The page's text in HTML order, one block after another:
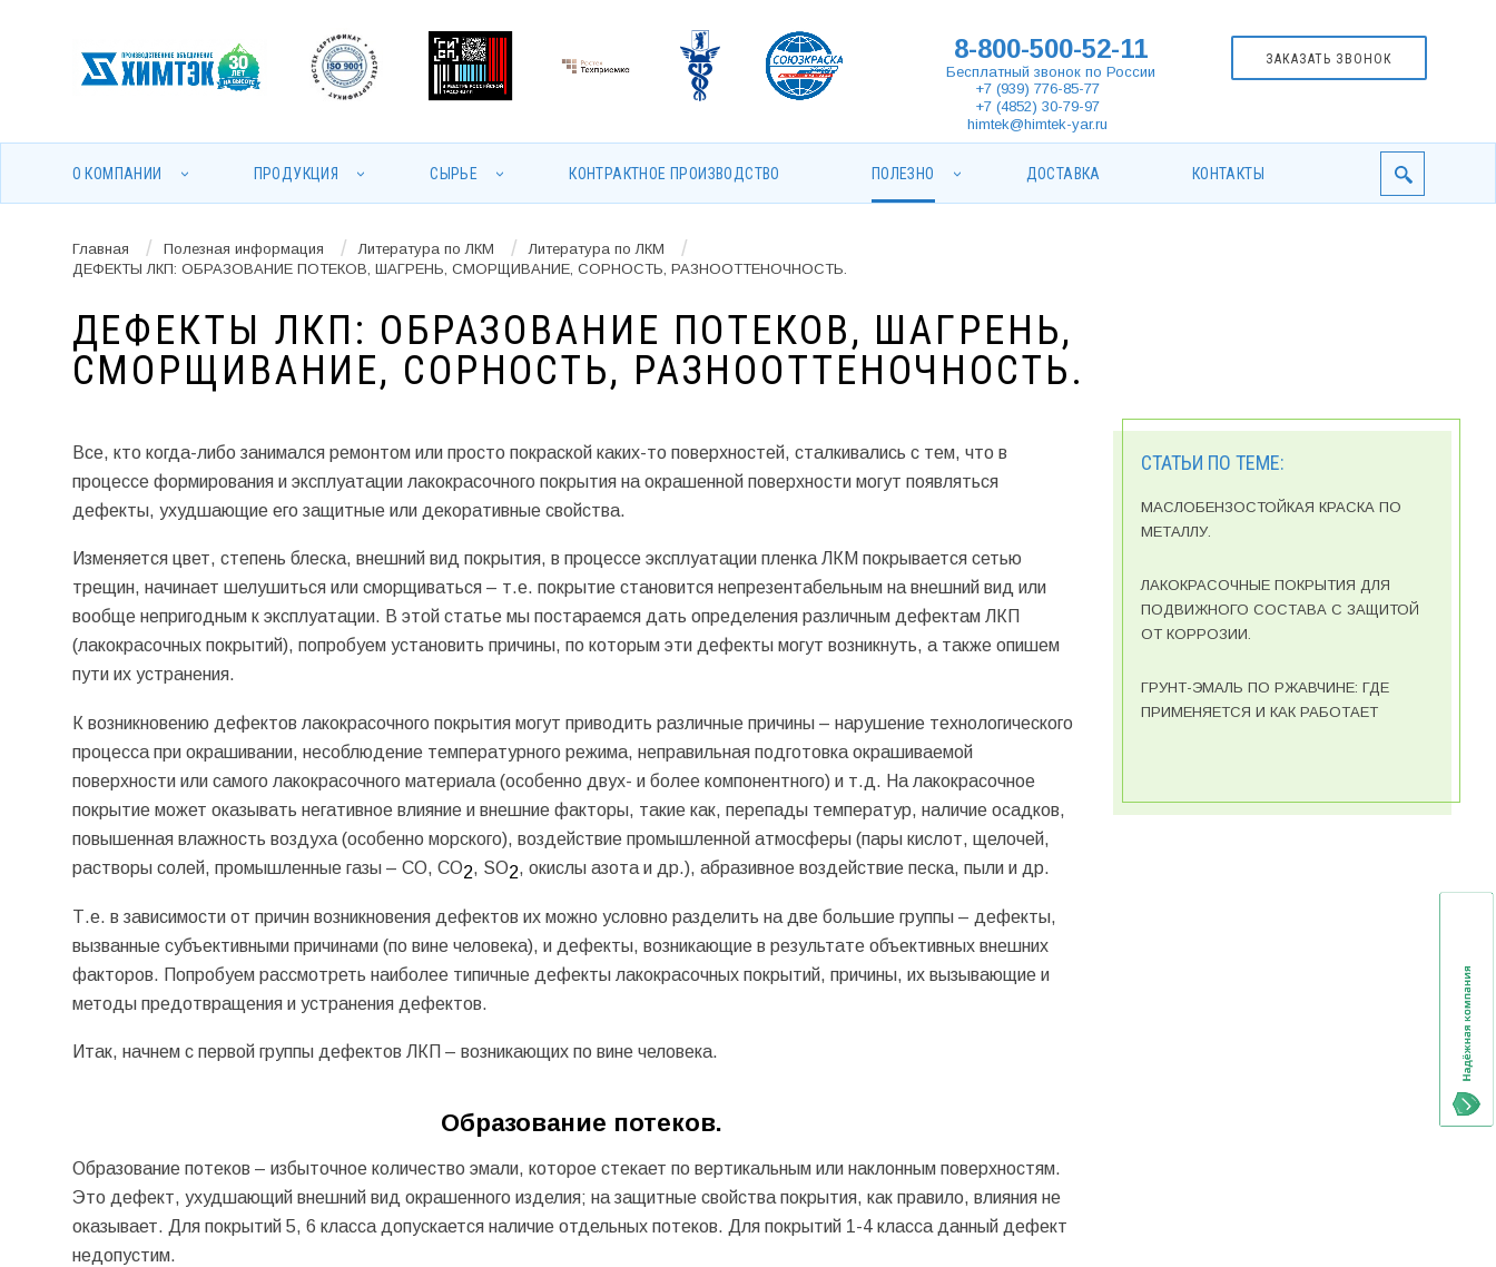
8-800-500-52-11
Бесплатный звонок по России
+7 (939) 776-85-77
+7 (4852) 30-79-97
himtek@himtek-yar.ru
ЗАКАЗАТЬ ЗВОНОК
О КОМПАНИИ ПРОДУКЦИЯ СЫРЬЕ КОНТРАКТНОЕ ПРОИЗВОДСТВО ПОЛЕЗНО ДОСТАВКА КОНТАКТЫ
Главная / Полезная информация / Литература по ЛКМ / Литература по ЛКМ /
ДЕФЕКТЫ ЛКП: ОБРАЗОВАНИЕ ПОТЕКОВ, ШАГРЕНЬ, СМОРЩИВАНИЕ, СОРНОСТЬ, РАЗНООТТЕНОЧНОСТЬ.
ДЕФЕКТЫ ЛКП: ОБРАЗОВАНИЕ ПОТЕКОВ, ШАГРЕНЬ,
СМОРЩИВАНИЕ, СОРНОСТЬ, РАЗНООТТЕНОЧНОСТЬ.
Все, кто когда-либо занимался ремонтом или просто покраской каких-то поверхностей, сталкивались с тем, что в
процессе формирования и эксплуатации лакокрасочного покрытия на окрашенной поверхности могут появляться
дефекты, ухудшающие его защитные или декоративные свойства.
Изменяется цвет, степень блеска, внешний вид покрытия, в процессе эксплуатации пленка ЛКМ покрывается сетью
трещин, начинает шелушиться или сморщиваться – т.е. покрытие становится непрезентабельным на внешний вид или
вообще непригодным к эксплуатации. В этой статье мы постараемся дать определения различным дефектам ЛКП
(лакокрасочных покрытий), попробуем установить причины, по которым эти дефекты могут возникнуть, а также опишем
пути их устранения.
К возникновению дефектов лакокрасочного покрытия могут приводить различные причины – нарушение технологического
процесса при окрашивании, несоблюдение температурного режима, неправильная подготовка окрашиваемой
поверхности или самого лакокрасочного материала (особенно двух- и более компонентного) и т.д. На лакокрасочное
покрытие может оказывать негативное влияние и внешние факторы, такие как, перепады температур, наличие осадков,
повышенная влажность воздуха (особенно морского), воздействие промышленной атмосферы (пары кислот, щелочей,
растворы солей, промышленные газы – СО, СО2, SO2, окислы азота и др.), абразивное воздействие песка, пыли и др.
Т.е. в зависимости от причин возникновения дефектов их можно условно разделить на две большие группы – дефекты,
вызванные субъективными причинами (по вине человека), и дефекты, возникающие в результате объективных внешних
факторов. Попробуем рассмотреть наиболее типичные дефекты лакокрасочных покрытий, причины, их вызывающие и
методы предотвращения и устранения дефектов.
Итак, начнем с первой группы дефектов ЛКП – возникающих по вине человека.
Образование потеков.
Образование потеков – избыточное количество эмали, которое стекает по вертикальным или наклонным поверхностям.
Это дефект, ухудшающий внешний вид окрашенного изделия; на защитные свойства покрытия, как правило, влияния не
оказывает. Для покрытий 5, 6 класса допускается наличие отдельных потеков. Для покрытий 1-4 класса данный дефект
недопустим.
СТАТЬИ ПО ТЕМЕ:
МАСЛОБЕНЗОСТОЙКАЯ КРАСКА ПО
МЕТАЛЛУ.
ЛАКОКРАСОЧНЫЕ ПОКРЫТИЯ ДЛЯ
ПОДВИЖНОГО СОСТАВА С ЗАЩИТОЙ
ОТ КОРРОЗИИ.
ГРУНТ-ЭМАЛЬ ПО РЖАВЧИНЕ: ГДЕ
ПРИМЕНЯЕТСЯ И КАК РАБОТАЕТ